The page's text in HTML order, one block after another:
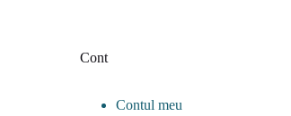
Cont
Contul meu